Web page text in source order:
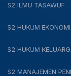
S2 ILMU TASAWUF
S2 HUKUM
S2 HUKUM
S2 MANAJEMEN